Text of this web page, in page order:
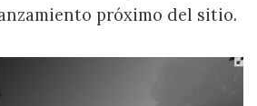
próximo del sitio.